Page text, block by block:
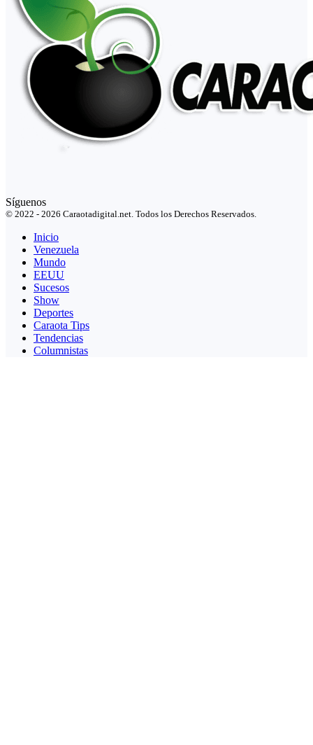
Síguenos
© 2022 - 2026 Caraotadigital.net. Todos los Derechos Reservados.
Inicio
Venezuela
Mundo
EEUU
Sucesos
Show
Deportes
Caraota Tips
Tendencias
Columnistas